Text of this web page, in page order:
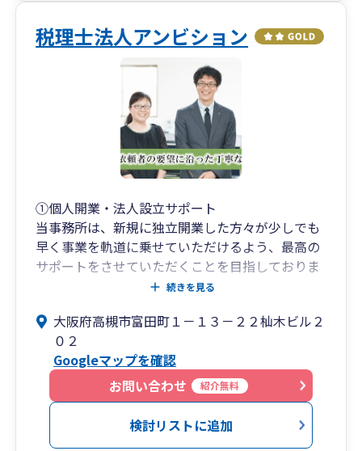
顧問先の皆様には常日頃よりご愛顧頂き、現在の
物価高の経済状況で大変な中ではありますが、お
互いに毎月のお打ち合わせを楽しみにしている様
な、良い関係を築いて頂いています事、大変感謝
しております。
ご検討中の方も、宜しければ、居丈高でなく親し
みやすい当事務所の税理士を、グッドパートナー
か。
＜この様なお困りごとがありましたら、是非お気
軽にご相談下さい＞
・これまで個人で事業を行い確定申告をしてきた
・会社の決算書や法人税の申告書の作成が困難な
ため、税理士に依頼したい
・インボイス制度について教えてほしい、消費税
の申告をどうすれば良いのか分からない
・現在の税理士に困っており税理士を変更したい
（電子申告に対応出来ておらず決算書や申告書
が一部手書きだったり、控えを製本せずに渡され
税理士法人アンビション
①個人開業・法人設立サポート
当事務所は、新規に独立開業した方々が少しでも
早く事業を軌道に乗せていただけるよう、最高の
サポートをさせていただくことを目指しておりま
ど北摂地域を中心に、100件を超える新規開業の
お手伝いをしてまいりました。新規開業された皆
様の税務全般についてのあらゆるサポートをさせ
ていただきます。
②相続税申告のシンプルでわかりやすい価格設定
相続税申告において多くの税理士事務所で設定さ
れている別途追加料金。
続きを見る
大阪府高槻市富田町１－１３－２２杣木ビル２
０２
Googleマップを確認
お問い合わせ
紹介無料
検討リストに追加